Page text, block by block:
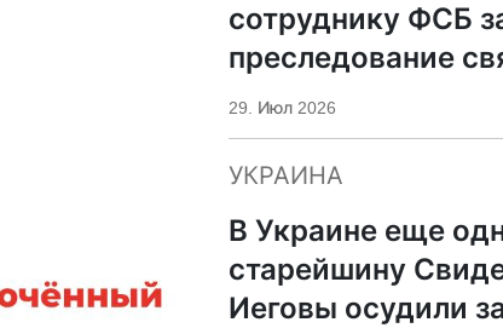
сотруднику ФСБ
преследование
ПЦУ
29. Июл 2026
УКРАИНА
В Украине еще
старейшину
Иеговы осудили